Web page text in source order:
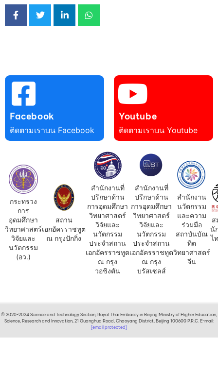
Facebook
ติดตามเราบน Facebook
Youtube
ติดตามเราบน Youtube
กระทรวง
การ
อุดมศึกษา
วิทยาศาสตร์
วิจัยและ
นวัตกรรม
(อว.)
สถาน
เอกอัครราชทูต
ณ กรุงปักกิ่ง
สำนักงานที่
ปรึกษาด้าน
การอุดมศึกษา
วิทยาศาสตร์
วิจัยและ
นวัตกรรม
ประจำสถาน
เอกอัครราชทูต
ณ กรุง
วอชิงตัน
สำนักงานที่
ปรึกษาด้าน
การอุดมศึกษา
วิทยาศาสตร์
วิจัยและ
นวัตกรรม
ประจำสถาน
เอกอัครราชทูต
ณ กรุง
บรัสเซลส์
สำนักงาน
นวัตกรรม
และความ
ร่วมมือ
สถาบันบัณ
ทิต
วิทยาศาสตร์
จีน
ส
นั
ไ
© 2020-2024 Science and Technology Section, Royal Thai Embassy in Beijing Ministry of Higher Education,
Science, Research and Innovation, 21 Guanghua Road, Chaoyang District, Beijing 100600 P.R.C. E-mail:
[email protected]